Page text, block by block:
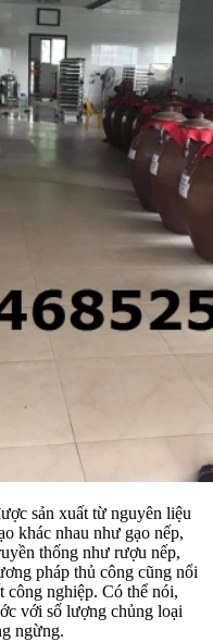
sản xuất từ nguyên liệu
khác nhau như gạo nếp,
thống như rượu nếp,
pháp thủ công cũng nổi
công nghiệp. Có thể nói,
với số lượng chủng loại
ngừng.